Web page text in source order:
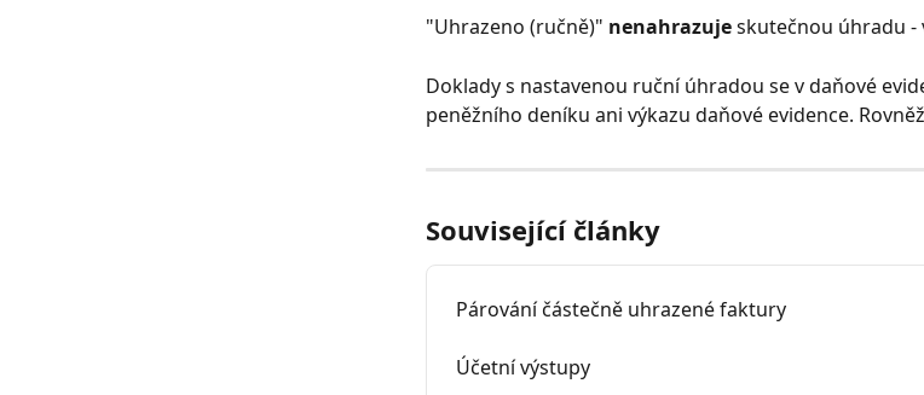
"Uhrazeno (ručně)" nenahrazuje skutečnou úhradu -
Doklady s nastavenou ruční úhradou se v daňové
peněžního deníku ani výkazu daňové evidence.
Související články
Párování částečně uhrazené faktury
Účetní výstupy